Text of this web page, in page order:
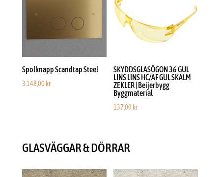
Spolknapp Scandtap Steel
3.148,00 kr
SKYDDSGLASÖGON 36 GUL
LINS LINS HC/AF GUL SKALM
ZEKLER | Beijerbygg
Byggmaterial
137,00 kr
GLASVÄGGAR & DÖRRAR